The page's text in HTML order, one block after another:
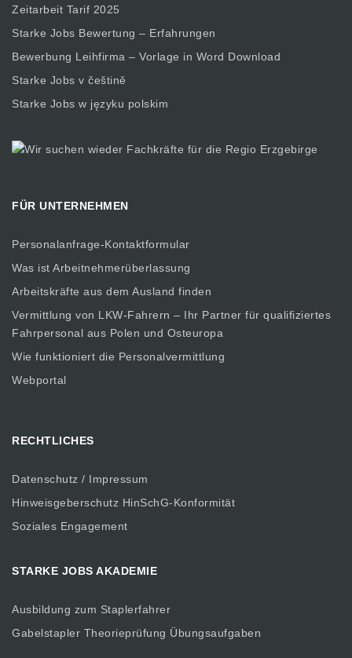
Zeitarbeit Tarif 2025
Starke Jobs Bewertung – Erfahrungen
Bewerbung Leihfirma – Vorlage in Word Download
Starke Jobs v češtině
Starke Jobs w języku polskim
FÜR UNTERNEHMEN
Personalanfrage-Kontaktformular
Was ist Arbeitnehmerüberlassung
Arbeitskräfte aus dem Ausland finden
Vermittlung von LKW-Fahrern – Ihr Partner für qualifiziertes
Fahrpersonal aus Polen und Osteuropa
Wie funktioniert die Personalvermittlung
Webportal
RECHTLICHES
Datenschutz / Impressum
Hinweisgeberschutz HinSchG-Konformität
Soziales Engagement
STARKE JOBS AKADEMIE
Ausbildung zum Staplerfahrer
Gabelstapler Theorieprüfung Übungsaufgaben